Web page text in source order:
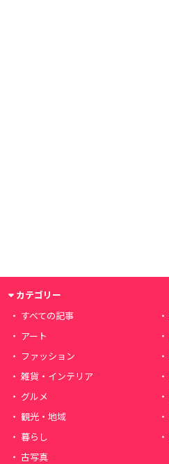
カテゴリー
すべての記事
アート
ファッション
雑貨・インテリア
グルメ
観光・地域
暮らし
古写真